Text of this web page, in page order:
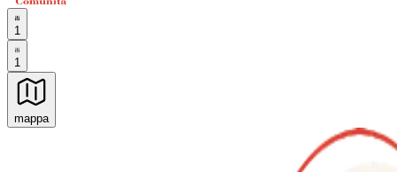
1
1
mappa
Esperienze culinarie indimenticabili: Esperienze